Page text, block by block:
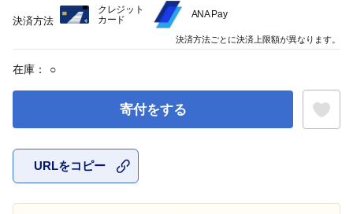
在庫： ○
寄付をする
URLをコピー
決済方法
クレジット
カード
ANA Pay
決済方法ごとに決済上限額が異なります。